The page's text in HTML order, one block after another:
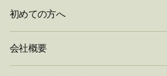
初めての方へ
会社概要